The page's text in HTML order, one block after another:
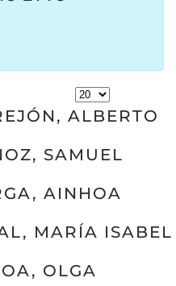
ALBERTO
SAMUEL
AINHOA
MARÍA ISABEL
OLGA